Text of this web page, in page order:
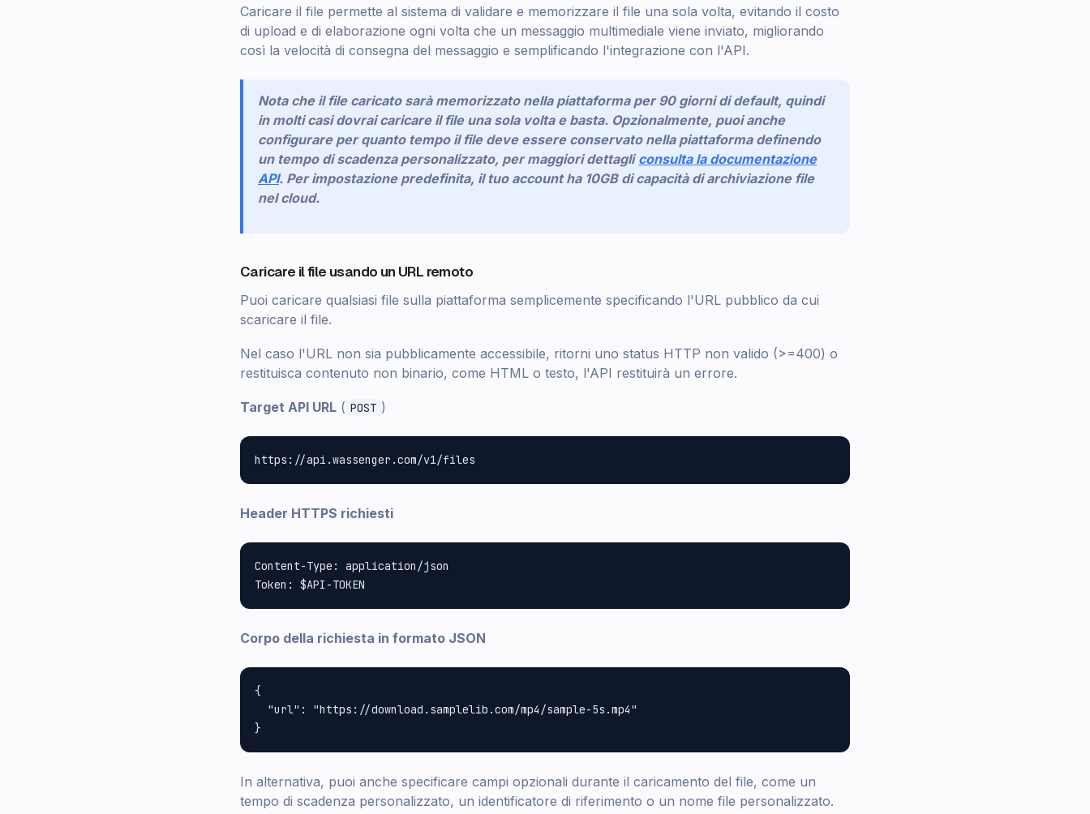
Caricare il file permette al sistema di validare e memorizzare il file una sola volta, evitando il costo
di upload e di elaborazione ogni volta che un messaggio multimediale viene inviato, migliorando
così la velocità di consegna del messaggio e semplificando l'integrazione con l'API.
Nota che il file caricato sarà memorizzato nella piattaforma per 90 giorni di default, quindi
in molti casi dovrai caricare il file una sola volta e basta. Opzionalmente, puoi anche
configurare per quanto tempo il file deve essere conservato nella piattaforma definendo
un tempo di scadenza personalizzato, per maggiori dettagli consulta la documentazione
API. Per impostazione predefinita, il tuo account ha 10GB di capacità di archiviazione file
nel cloud.
Caricare il file usando un URL remoto
Puoi caricare qualsiasi file sulla piattaforma semplicemente specificando l'URL pubblico da cui
scaricare il file.
Nel caso l'URL non sia pubblicamente accessibile, ritorni uno status HTTP non valido (>=400) o
restituisca contenuto non binario, come HTML o testo, l'API restituirà un errore.
Target API URL ( POST )
Header HTTPS richiesti
Content-Type: application/json
Corpo della richiesta in formato JSON
{
  "url": "https://download.samplelib.com/mp4/sample-5s.mp4"
In alternativa, puoi anche specificare campi opzionali durante il caricamento del file, come un
tempo di scadenza personalizzato, un identificatore di riferimento o un nome file personalizzato.